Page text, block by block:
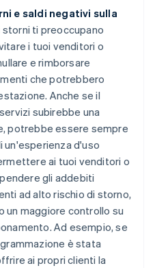
e saldi negativi sulla
storni ti preoccupano
i tuoi venditori o
e rimborsare
che potrebbero
Anche se il
subirebbe una
potrebbe essere sempre
un'esperienza d'uso
ai tuoi venditori o
gli addebiti
ad alto rischio di storno,
un maggiore controllo su
Ad esempio, se
è stata
ai propri clienti la